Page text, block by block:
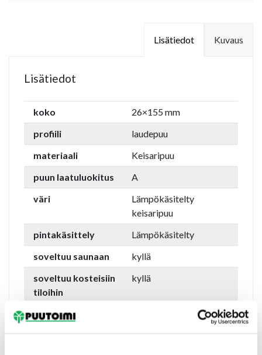
Kuvaus
Lisätiedot
Lisätiedot
koko
26×155 mm
profiili
laudepuu
materiaali
Keisaripuu
puun laatuluokitus
A
väri
Lämpökäsitelty
keisaripuu
pintakäsittely
Lämpökäsitelty
soveltuu saunaan
kyllä
soveltuu kosteisiin
tiloihin
kyllä
asennusympäristö
toimittaja
Metsäpalvelu